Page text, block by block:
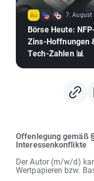
7. August
Börse Heute:
Zins-Hoffnungen
Tech-Zahlen 📊
Offenlegung gemäß
Interessenkonflikte
Der Autor (m/w/d)
Wertpapieren bzw.